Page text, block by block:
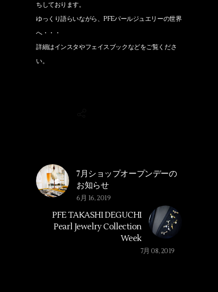
ちしております。
ゆっくり語らいながら、PFEパールジュエリーの世界
へ・・・
詳細はインスタやフェイスブックなどをご覧くださ
い。
7月ショップオープンデーの
お知らせ
6月 16, 2019
PFE TAKASHI DEGUCHI
Pearl Jewelry Collection
Week
7月 08, 2019